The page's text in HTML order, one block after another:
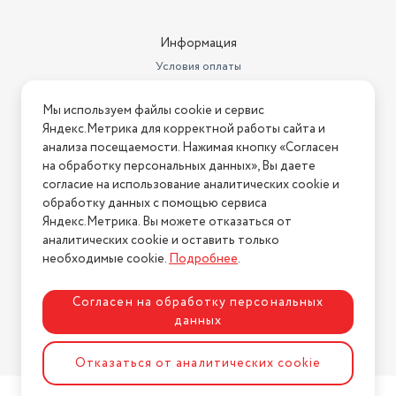
РЕЖИМ АВТОМАТИЧЕСКОЙ БЕЗОПАСНОСТИ
Позволяет не использовать прибор в момент зарядки.
Информация
Условия оплаты
Условия возврата
Нашли ошибку на сайте? Напишите нам
2026 © Интернет-магазин "АстМаркет". У нас есть всё!
Политика конфиденциальности
Разработка сайтаASTDESIGN
Мы используем файлы cookie и сервис
Яндекс.Метрика для корректной работы сайта и
анализа посещаемости. Нажимая кнопку «Согласен
на обработку персональных данных», Вы даете
согласие на использование аналитических cookie и
обработку данных с помощью сервиса
Яндекс.Метрика. Вы можете отказаться от
аналитических cookie и оставить только
необходимые cookie.Подробнее.
Согласен на обработку персональных
данных
Отказаться от аналитических cookie